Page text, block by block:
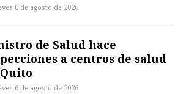
6 de agosto de 2026
de Salud hace
a centros de salud
6 de agosto de 2026